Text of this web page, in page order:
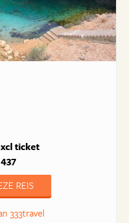
ticket
REIS
333travel